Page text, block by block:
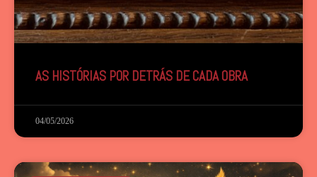
AS HISTÓRIAS POR DETRÁS DE CADA OBRA
04/05/2026